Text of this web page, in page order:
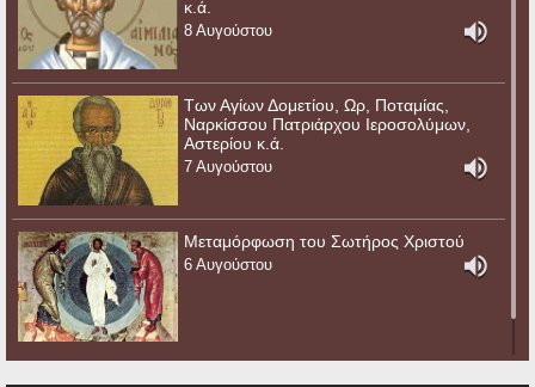
κ.ά.
8 Αυγούστου
Των Αγίων Δομετίου, Ωρ, Ποταμίας,
Ναρκίσσου Πατριάρχου Ιεροσολύμων,
Αστερίου κ.ά.
7 Αυγούστου
Μεταμόρφωση του Σωτήρος Χριστού
6 Αυγούστου